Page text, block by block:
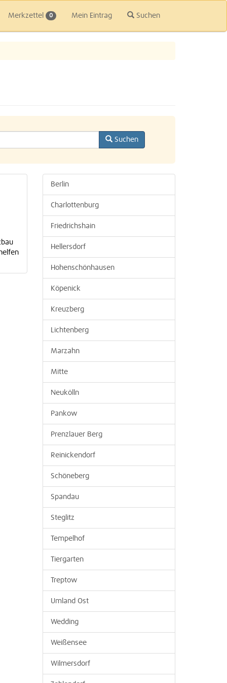
Merkzettel 0 Mein Eintrag Suchen
Suchen
Berlin
Charlottenburg
Friedrichshain
Hellersdorf
Hohenschönhausen
Köpenick
Kreuzberg
Lichtenberg
Marzahn
Mitte
Neukölln
Pankow
Prenzlauer Berg
Reinickendorf
Schöneberg
Spandau
Steglitz
Tempelhof
Tiergarten
Treptow
Umland Ost
Wedding
Weißensee
Wilmersdorf